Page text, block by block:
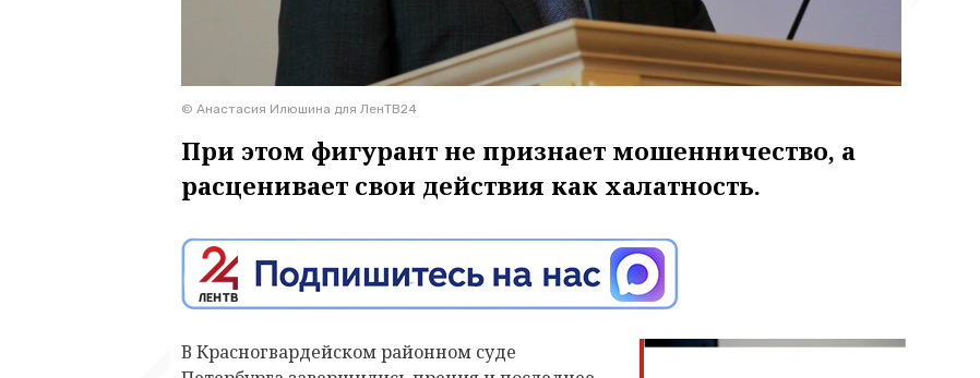
© Анастасия Илюшина для ЛенТВ24
При этом фигурант не признает мошенничество, а
расценивает свои действия как халатность.
В Красногвардейском районном суде